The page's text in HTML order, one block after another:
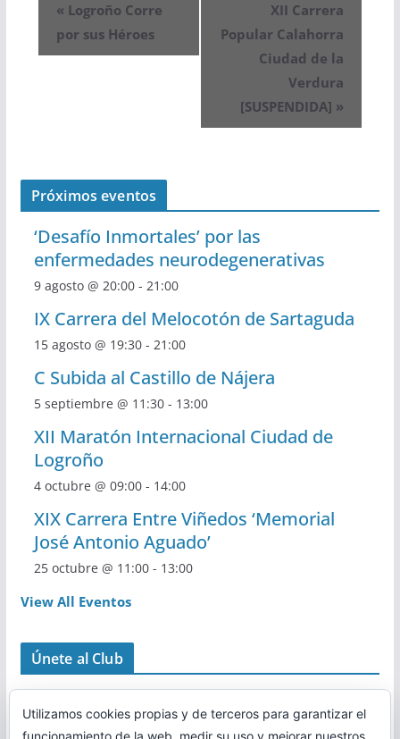
« Logroño Corre
por sus Héroes
XII Carrera
Popular Calahorra
Ciudad de la
Verdura
[SUSPENDIDA] »
Próximos eventos
‘Desafío Inmortales’ por las
enfermedades neurodegenerativas
9 agosto @ 20:00- 21:00
IX Carrera del Melocotón de Sartaguda
15 agosto @ 19:30- 21:00
C Subida al Castillo de Nájera
5 septiembre @ 11:30- 13:00
XII Maratón Internacional Ciudad de
Logroño
4 octubre @ 09:00- 14:00
XIX Carrera Entre Viñedos ‘Memorial
José Antonio Aguado’
25 octubre @ 11:00- 13:00
View All Eventos
Únete al Club
Utilizamos cookies propias y de terceros para garantizar el
funcionamiento de la web, medir su uso y mejorar nuestros